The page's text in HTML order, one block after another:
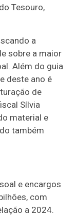
Tesouro,
a
sobre a maior
Além do guia
deste ano é
de
Sílvia
material e
também
e encargos
com
a 2024.